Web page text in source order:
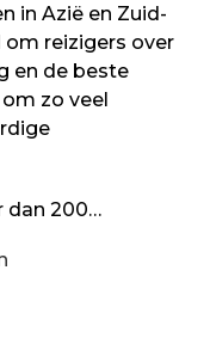
in Azië en Zuid-
reizigers over
en de beste
zo veel
dan 200